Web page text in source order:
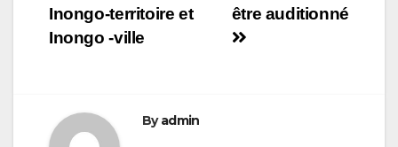
être auditionné
Inongo-territoire et
Inongo -ville
Byadmin